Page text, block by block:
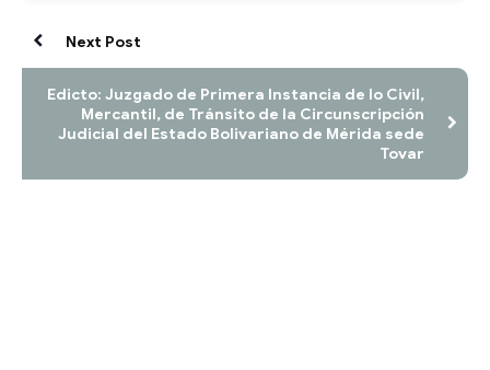
Next Post
Edicto: Juzgado de Primera Instancia de lo Civil,
Mercantil, de Tránsito de la Circunscripción
Judicial del Estado Bolivariano de Mérida sede
Tovar